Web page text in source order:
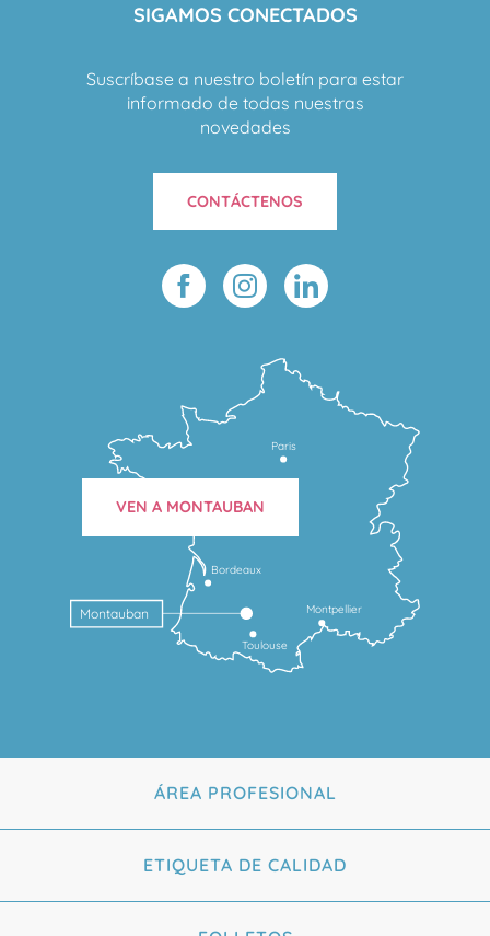
SIGAMOS CONECTADOS
Suscríbase a nuestro boletín para estar
informado de todas nuestras
novedades
CONTÁCTENOS
Toulouse
Montpellier
Bordeaux
Montauban
Paris
VEN A MONTAUBAN
ÁREA PROFESIONAL
ETIQUETA DE CALIDAD